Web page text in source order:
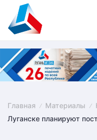
content
Главная Материалы
Луганске планируют